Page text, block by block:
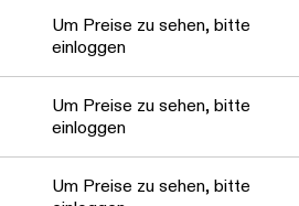
Um Preise zu sehen, bitte
einloggen
Um Preise zu sehen, bitte
einloggen
Um Preise zu sehen, bitte